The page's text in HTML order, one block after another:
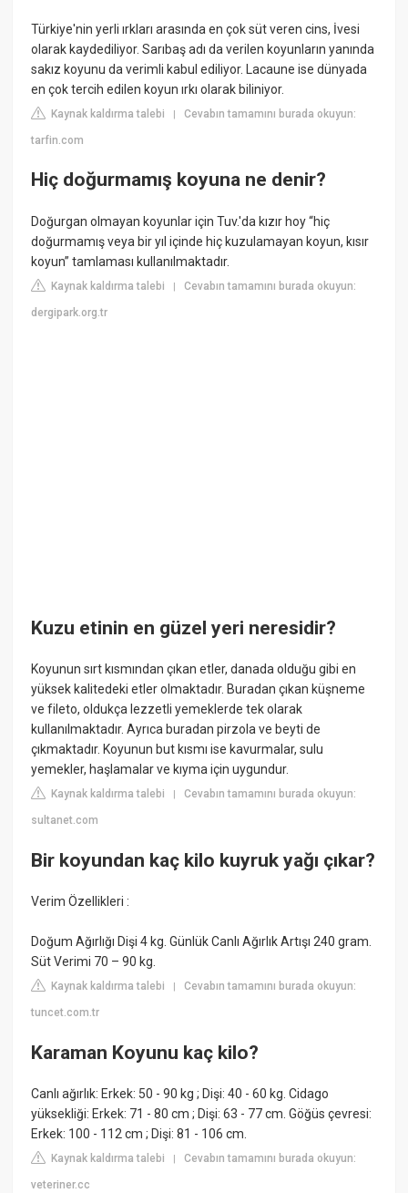
Türkiye'nin yerli ırkları arasında en çok süt veren cins, İvesi
olarak kaydediliyor. Sarıbaş adı da verilen koyunların yanında
sakız koyunu da verimli kabul ediliyor. Lacaune ise dünyada
en çok tercih edilen koyun ırkı olarak biliniyor.
Kaynak kaldırma talebi |Cevabın tamamını burada okuyun:
tarfin.com
Hiç doğurmamış koyuna ne denir?
Doğurgan olmayan koyunlar için Tuv.'da kızır hoy “hiç
doğurmamış veya bir yıl içinde hiç kuzulamayan koyun, kısır
koyun” tamlaması kullanılmaktadır.
Kaynak kaldırma talebi |Cevabın tamamını burada okuyun:
dergipark.org.tr
Kuzu etinin en güzel yeri neresidir?
Koyunun sırt kısmından çıkan etler, danada olduğu gibi en
yüksek kalitedeki etler olmaktadır. Buradan çıkan küşneme
ve fileto, oldukça lezzetli yemeklerde tek olarak
kullanılmaktadır. Ayrıca buradan pirzola ve beyti de
çıkmaktadır. Koyunun but kısmı ise kavurmalar, sulu
yemekler, haşlamalar ve kıyma için uygundur.
Kaynak kaldırma talebi |Cevabın tamamını burada okuyun:
sultanet.com
Bir koyundan kaç kilo kuyruk yağı çıkar?
Verim Özellikleri :
Doğum Ağırlığı Dişi 4 kg. Günlük Canlı Ağırlık Artışı 240 gram.
Süt Verimi 70 – 90 kg.
Kaynak kaldırma talebi |Cevabın tamamını burada okuyun:
tuncet.com.tr
Karaman Koyunu kaç kilo?
Canlı ağırlık: Erkek: 50 - 90 kg ; Dişi: 40 - 60 kg. Cidago
yüksekliği: Erkek: 71 - 80 cm ; Dişi: 63 - 77 cm. Göğüs çevresi:
Erkek: 100 - 112 cm ; Dişi: 81 - 106 cm.
Kaynak kaldırma talebi |Cevabın tamamını burada okuyun:
veteriner.cc